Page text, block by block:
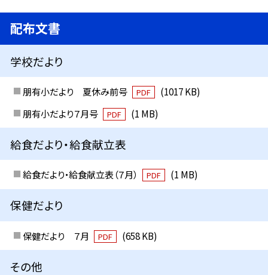
配布文書
学校だより
朋有小だより 夏休み前号 PDF
(1017 KB)
朋有小だより７月号
PDF (1 MB)
給食だより・給食献立表
給食だより・給食献立表（７月） PDF (1 MB)
保健だより
保健だより ７月 PDF (658 KB)
その他